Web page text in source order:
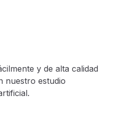
y de alta calidad
nuestro estudio